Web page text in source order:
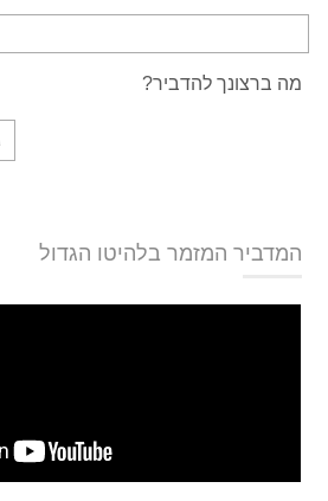
מה ברצונך להדביר?
המדביר המזמר בלהיטו הגדול